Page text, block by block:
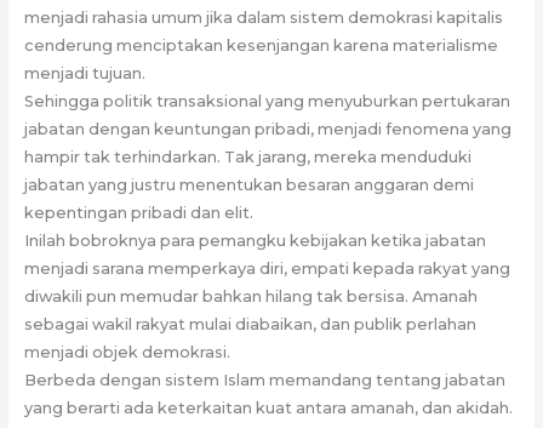
menjadi rahasia umum jika dalam sistem demokrasi kapitalis
cenderung menciptakan kesenjangan karena materialisme
menjadi tujuan.
Sehingga politik transaksional yang menyuburkan pertukaran
jabatan dengan keuntungan pribadi, menjadi fenomena yang
hampir tak terhindarkan. Tak jarang, mereka menduduki
jabatan yang justru menentukan besaran anggaran demi
kepentingan pribadi dan elit.
Inilah bobroknya para pemangku kebijakan ketika jabatan
menjadi sarana memperkaya diri, empati kepada rakyat yang
diwakili pun memudar bahkan hilang tak bersisa. Amanah
sebagai wakil rakyat mulai diabaikan, dan publik perlahan
menjadi objek demokrasi.
Berbeda dengan sistem Islam memandang tentang jabatan
yang berarti ada keterkaitan kuat antara amanah, dan akidah.